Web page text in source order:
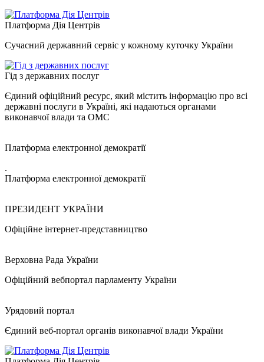
Платформа Дія Центрів
Сучасний державний сервіс у кожному куточку України
Гід з державних послуг
Єдиний офіційний ресурс, який містить інформацію про всі
державні послуги в Україні, які надаються органами
виконавчої влади та ОМС
Платформа електронної демократії
.
Платформа електронної демократії
ПРЕЗИДЕНТ УКРАЇНИ
Офіційне інтернет-представництво
Верховна Рада України
Офіційний вебпортал парламенту України
Урядовий портал
Єдиний веб-портал органів виконавчої влади України